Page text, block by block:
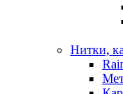
Нитки,